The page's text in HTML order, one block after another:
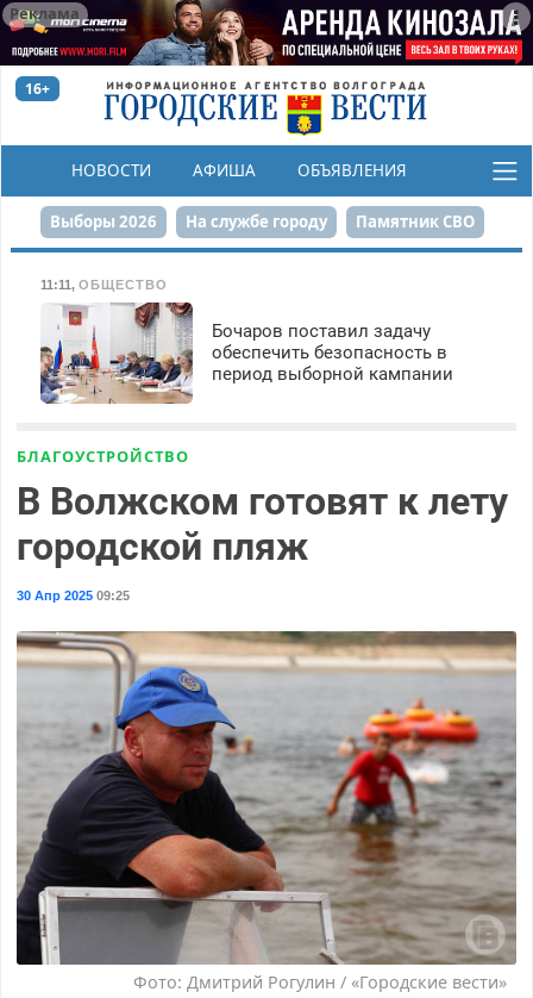
Реклама
16+
НОВОСТИ АФИША ОБЪЯВЛЕНИЯ
КОНКУРСЫ
Выборы 2026 На службе городу Памятник СВО
Набережная День Победы Реконструкция ЦПКиО
80-летие Победы Парк Героев-летчиков
11:11, ОБЩЕСТВО
Бочаров поставил задачу
обеспечить безопасность в
период выборной кампании
БЛАГОУСТРОЙСТВО
В Волжском готовят к лету
городской пляж
30 Апр 202509:25
Фото: Дмитрий Рогулин / «Городские вести»